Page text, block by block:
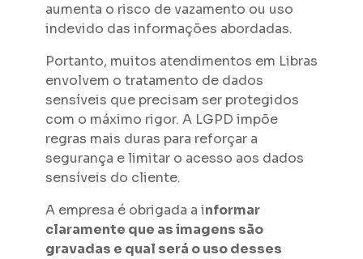
aumenta o risco de vazamento ou uso
indevido das informações abordadas.
Portanto, muitos atendimentos em Libras
envolvem o tratamento de dados
sensíveis que precisam ser protegidos
com o máximo rigor. A LGPD impõe
regras mais duras para reforçar a
segurança e limitar o acesso aos dados
sensíveis do cliente.
A empresa é obrigada a informar
claramente que as imagens são
gravadas e qual será o uso desses